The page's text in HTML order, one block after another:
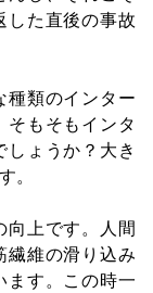
した直後の事故
類のインター
もそもインタ
ょうか？大き
。
上です。人間
繊維の滑り込み
ます。この時一